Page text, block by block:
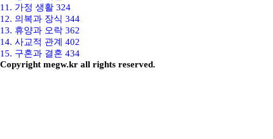
11. 가정 생활 324
12. 의복과 장식 344
13. 휴양과 오락 362
14. 사교적 관계 402
15. 구혼과 결혼 434
Copyright megw.kr all rights reserved.